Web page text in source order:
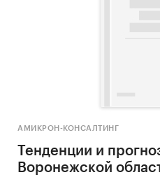
АМИКРОН-КОНСАЛТИНГ
Тенденции и
Воронежской